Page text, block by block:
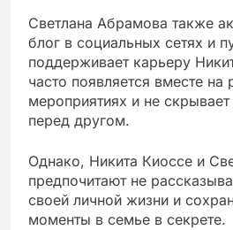
Светлана Абрамова также
блог в социальных сетях и
поддерживает карьеру
часто появляется вместе на
мероприятиях и не
перед другом.
Однако, Никита Киоссе и
предпочитают не
своей личной жизни и
моменты в семье в секрете.